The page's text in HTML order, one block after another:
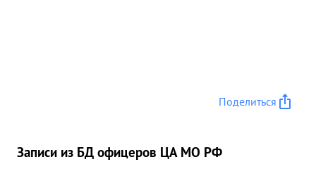
фаустпатронами. Убито: до 2000 солдат и
рядках тов. Давыденко первый ворвался в г.
Берлин и в настоящее время со своей частью
Поделиться
Записи из БД офицеров ЦА МО РФ